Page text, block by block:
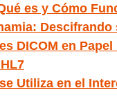
es y Cómo
Descifrando
DICOM en
Utiliza en el